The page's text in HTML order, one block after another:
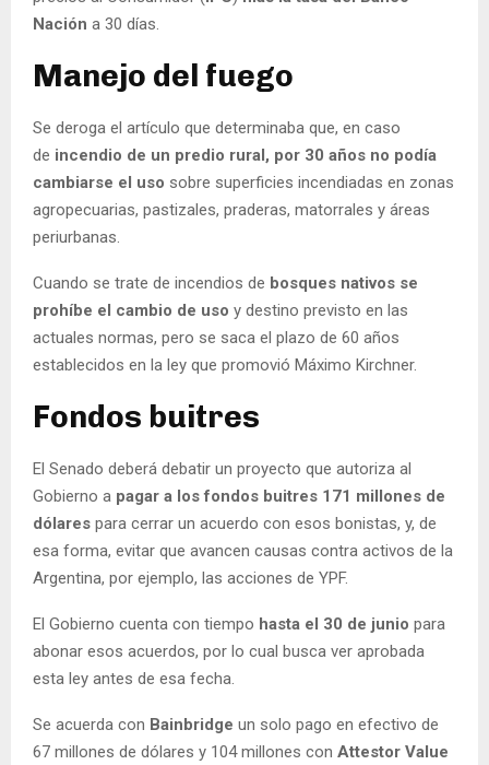
Nación a 30 días.
Manejo del fuego
Se deroga el artículo que determinaba que, en caso
de incendio de un predio rural, por 30 años no podía
cambiarse el uso sobre superficies incendiadas en zonas
agropecuarias, pastizales, praderas, matorrales y áreas
periurbanas.
Cuando se trate de incendios de bosques nativos se
prohíbe el cambio de uso y destino previsto en las
actuales normas, pero se saca el plazo de 60 años
establecidos en la ley que promovió Máximo Kirchner.
Fondos buitres
El Senado deberá debatir un proyecto que autoriza al
Gobierno a pagar a los fondos buitres 171 millones de
dólares para cerrar un acuerdo con esos bonistas, y, de
esa forma, evitar que avancen causas contra activos de la
Argentina, por ejemplo, las acciones de YPF.
El Gobierno cuenta con tiempo hasta el 30 de junio para
abonar esos acuerdos, por lo cual busca ver aprobada
esta ley antes de esa fecha.
Se acuerda con Bainbridge un solo pago en efectivo de
67 millones de dólares y 104 millones con Attestor Value